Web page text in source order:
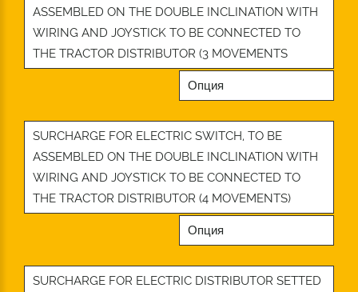
ASSEMBLED ON THE DOUBLE INCLINATION WITH
WIRING AND JOYSTICK TO BE CONNECTED TO
THE TRACTOR DISTRIBUTOR (3 MOVEMENTS
Опция
SURCHARGE FOR ELECTRIC SWITCH, TO BE
ASSEMBLED ON THE DOUBLE INCLINATION WITH
WIRING AND JOYSTICK TO BE CONNECTED TO
THE TRACTOR DISTRIBUTOR (4 MOVEMENTS)
Опция
SURCHARGE FOR ELECTRIC DISTRIBUTOR SETTED